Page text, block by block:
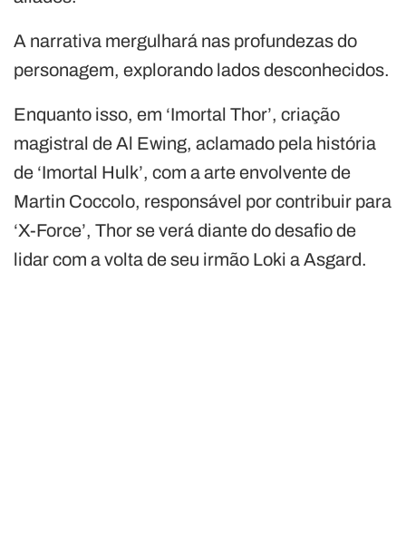
A narrativa mergulhará nas profundezas do
personagem, explorando lados desconhecidos.
Enquanto isso, em ‘Imortal Thor’, criação
magistral de Al Ewing, aclamado pela história
de ‘Imortal Hulk’, com a arte envolvente de
Martin Coccolo, responsável por contribuir para
‘X-Force’, Thor se verá diante do desafio de
lidar com a volta de seu irmão Loki a Asgard.